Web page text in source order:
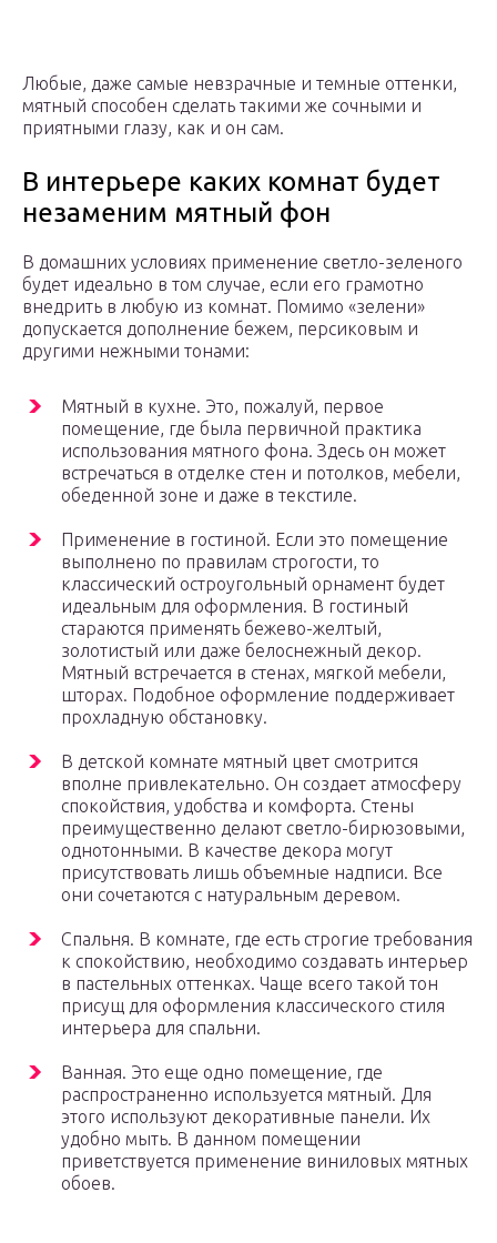
Любые, даже самые невзрачные и темные оттенки,
мятный способен сделать такими же сочными и
приятными глазу, как и он сам.
В интерьере каких комнат будет
незаменим мятный фон
В домашних условиях применение светло-зеленого
будет идеально в том случае, если его грамотно
внедрить в любую из комнат. Помимо «зелени»
допускается дополнение бежем, персиковым и
другими нежными тонами:
Мятный в кухне. Это, пожалуй, первое
помещение, где была первичной практика
использования мятного фона. Здесь он может
встречаться в отделке стен и потолков, мебели,
обеденной зоне и даже в текстиле.
Применение в гостиной. Если это помещение
выполнено по правилам строгости, то
классический остроугольный орнамент будет
идеальным для оформления. В гостиный
стараются применять бежево-желтый,
золотистый или даже белоснежный декор.
Мятный встречается в стенах, мягкой мебели,
шторах. Подобное оформление поддерживает
прохладную обстановку.
В детской комнате мятный цвет смотрится
вполне привлекательно. Он создает атмосферу
спокойствия, удобства и комфорта. Стены
преимущественно делают светло-бирюзовыми,
однотонными. В качестве декора могут
присутствовать лишь объемные надписи. Все
они сочетаются с натуральным деревом.
Спальня. В комнате, где есть строгие требования
к спокойствию, необходимо создавать интерьер
в пастельных оттенках. Чаще всего такой тон
присущ для оформления классического стиля
интерьера для спальни.
Ванная. Это еще одно помещение, где
распространенно используется мятный. Для
этого используют декоративные панели. Их
удобно мыть. В данном помещении
приветствуется применение виниловых мятных
обоев.